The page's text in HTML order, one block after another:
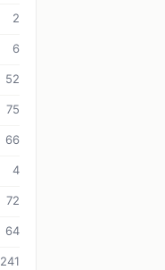
2
6
52
75
66
4
72
64
241